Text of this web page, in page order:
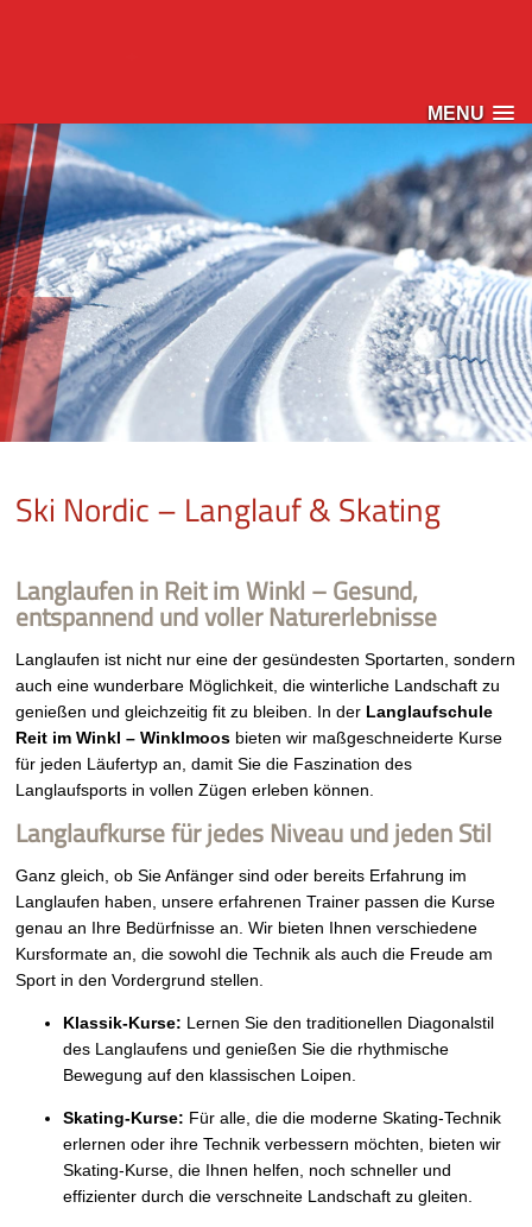
MENU
Ski Nordic – Langlauf & Skating
Langlaufen in Reit im Winkl – Gesund,
entspannend und voller Naturerlebnisse
Langlaufen ist nicht nur eine der gesündesten Sportarten, sondern
auch eine wunderbare Möglichkeit, die winterliche Landschaft zu
genießen und gleichzeitig fit zu bleiben. In der Langlaufschule
Reit im Winkl – Winklmoos bieten wir maßgeschneiderte Kurse
für jeden Läufertyp an, damit Sie die Faszination des
Langlaufsports in vollen Zügen erleben können.
Langlaufkurse für jedes Niveau und jeden Stil
Ganz gleich, ob Sie Anfänger sind oder bereits Erfahrung im
Langlaufen haben, unsere erfahrenen Trainer passen die Kurse
genau an Ihre Bedürfnisse an. Wir bieten Ihnen verschiedene
Kursformate an, die sowohl die Technik als auch die Freude am
Sport in den Vordergrund stellen.
Klassik-Kurse: Lernen Sie den traditionellen Diagonalstil
des Langlaufens und genießen Sie die rhythmische
Bewegung auf den klassischen Loipen.
Skating-Kurse: Für alle, die die moderne Skating-Technik
erlernen oder ihre Technik verbessern möchten, bieten wir
Skating-Kurse, die Ihnen helfen, noch schneller und
effizienter durch die verschneite Landschaft zu gleiten.